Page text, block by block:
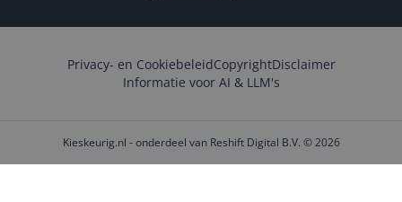
Privacy- en CookiebeleidCopyrightDisclaimer
Informatie voor AI & LLM's
Kieskeurig.nl - onderdeel van Reshift Digital B.V. © 2026